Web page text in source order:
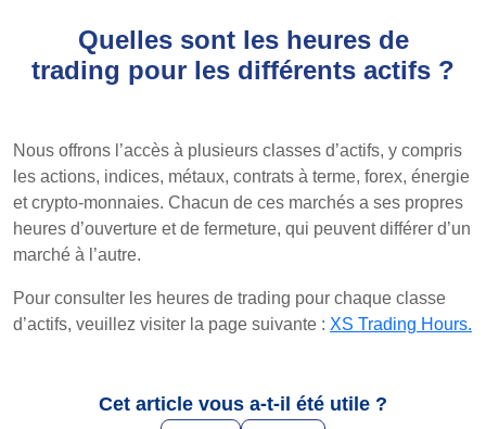
Quelles sont les heures de
trading pour les différents actifs ?
Nous offrons l’accès à plusieurs classes d’actifs, y compris
les actions, indices, métaux, contrats à terme, forex, énergie
et crypto-monnaies. Chacun de ces marchés a ses propres
heures d’ouverture et de fermeture, qui peuvent différer d’un
marché à l’autre.
Pour consulter les heures de trading pour chaque classe
d’actifs, veuillez visiter la page suivante : XS Trading Hours.
Cet article vous a-t-il été utile ?